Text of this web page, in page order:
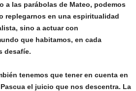
a las parábolas de Mateo, podemos
replegarnos en una espiritualidad
sino a actuar con
que habitamos, en cada
desafíe.
tenemos que tener en cuenta en
el juicio que nos descentra. La